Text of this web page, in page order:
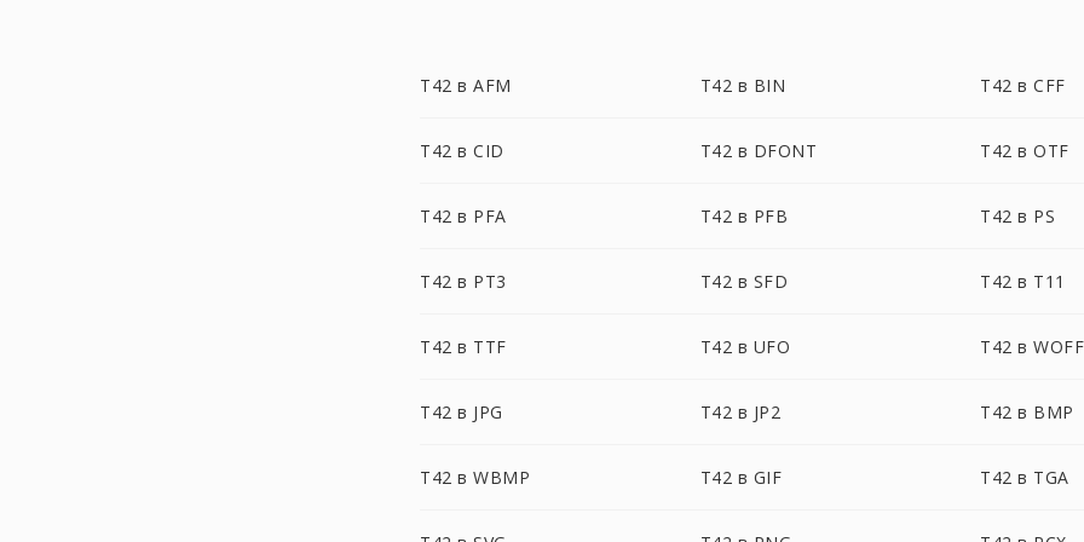
T42 в AFM T42 в BIN T42 в CFF
T42 в CID T42 в DFONT T42 в OTF
T42 в PFA T42 в PFB T42 в PS
T42 в PT3 T42 в SFD T42 в T11
T42 в TTF T42 в UFO T42 в WOFF
T42 в JPG T42 в JP2 T42 в BMP
T42 в WBMP T42 в GIF T42 в TGA